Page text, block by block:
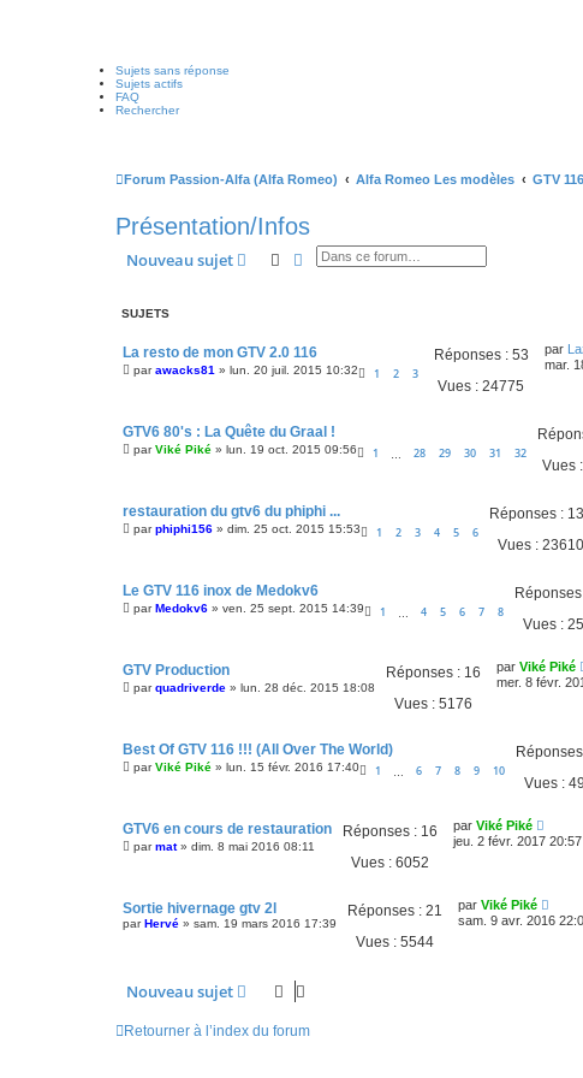
Sujets sans réponse
Sujets actifs
FAQ
Rechercher
Forum Passion-Alfa (Alfa Romeo) Alfa Romeo Les modèles GTV 116
Présentation/Infos
Nouveau sujet Rechercher
Recherche avancée
SUJETS
La resto de mon GTV 2.0 116
parawacks81 » lun. 20 juil. 2015 10:32 1 2 3
Réponses : 53
Vues : 24775
par
mar.
GTV6 80's : La Quête du Graal !
parViké Piké » lun. 19 oct. 2015 09:56 1 28 29 30 31 32
Vues :
restauration du gtv6 du phiphi ...
parphiphi156 » dim. 25 oct. 2015 15:53 1 2 3 4 5 6
Réponses :
Vues : 23610
Le GTV 116 inox de Medokv6
parMedokv6 » ven. 25 sept. 2015 14:39 1 4 5 6 7 8
Vues :
GTV Production
parquadriverde » lun. 28 déc. 2015 18:08
Réponses : 16
Vues : 5176
par Viké Piké
mer. 8 févr.
Best Of GTV 116 !!! (All Over The World)
parViké Piké » lun. 15 févr. 2016 17:40 1 6 7 8 9 10
Vues :
GTV6 en cours de restauration
parmat» dim. 8 mai 2016 08:11
Réponses : 16
Vues : 6052
par Viké Piké
jeu. 2 févr. 2017 20:57
Sortie hivernage gtv 2l
parHervé » sam. 19 mars 2016 17:39
Réponses : 21
Vues : 5544
par Viké Piké
sam. 9 avr. 2016
Nouveau sujet
Retourner à l’index du forum